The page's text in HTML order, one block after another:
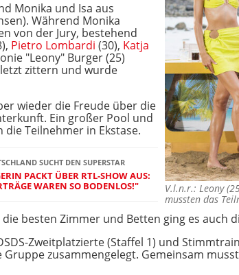
V.l.n.r.: Leony
mussten das
Monika und Isa aus
Während Monika
von der Jury, bestehend
Pietro Lombardi (30), Katja
"Leony" Burger (25)
zittern und wurde
wieder die Freude über die
Ein großer Pool und
Teilnehmer in Ekstase.
SUCHT DEN SUPERSTAR
PACKT ÜBER RTL-SHOW AUS:
WAREN SO BODENLOS!"
besten Zimmer und Betten ging es auch
Zweitplatzierte (Staffel 1) und
Gruppe zusammengelegt. Gemeinsam